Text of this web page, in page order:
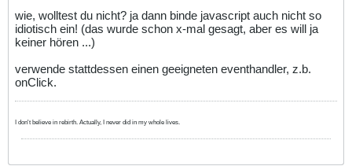
wie, wolltest du nicht? ja dann binde javascript auch nicht so
idiotisch ein! (das wurde schon x-mal gesagt, aber es will ja
keiner hören ...)
verwende stattdessen einen geeigneten eventhandler, z.b.
onClick.
I don't believe in rebirth. Actually, I never did in my whole lives.